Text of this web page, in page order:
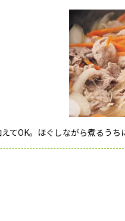
てOK。ほぐしながら煮るうち